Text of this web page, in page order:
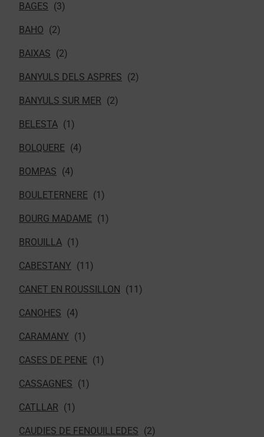
BAGES
BAHO
BAIXAS
BANYULS DELS ASPRES
BANYULS SUR MER
BELESTA
BOLQUERE
BOMPAS
BOULETERNERE
BOURG MADAME
BROUILLA
CABESTANY
CANET EN ROUSSILLON
CANOHES
CARAMANY
CASES DE PENE
CASSAGNES
CATLLAR
CAUDIES DE FENOUILLEDES